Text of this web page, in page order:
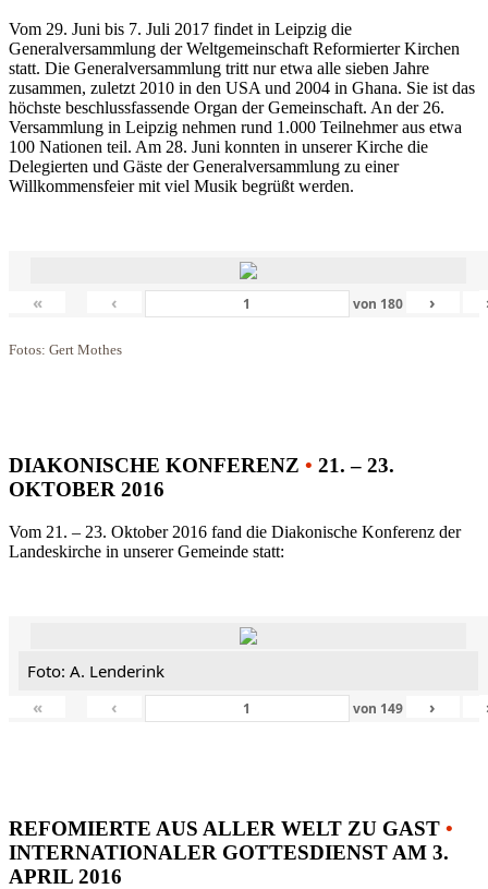
Vom 29. Juni bis 7. Juli 2017 findet in Leipzig die
Generalversammlung der Weltgemeinschaft Reformierter Kirchen
statt. Die Generalversammlung tritt nur etwa alle sieben Jahre
zusammen, zuletzt 2010 in den USA und 2004 in Ghana. Sie ist das
höchste beschlussfassende Organ der Gemeinschaft. An der 26.
Versammlung in Leipzig nehmen rund 1.000 Teilnehmer aus etwa
100 Nationen teil. Am 28. Juni konnten in unserer Kirche die
Delegierten und Gäste der Generalversammlung zu einer
Willkommensfeier mit viel Musik begrüßt werden.
« ‹ von 180 ›
Fotos: Gert Mothes
DIAKONISCHE KONFERENZ • 21. – 23.
OKTOBER 2016
Vom 21. – 23. Oktober 2016 fand die Diakonische Konferenz der
Landeskirche in unserer Gemeinde statt:
Foto: A. Lenderink
«
‹ von 149 ›
REFOMIERTE AUS ALLER WELT ZU GAST •
INTERNATIONALER GOTTESDIENST AM 3.
APRIL 2016